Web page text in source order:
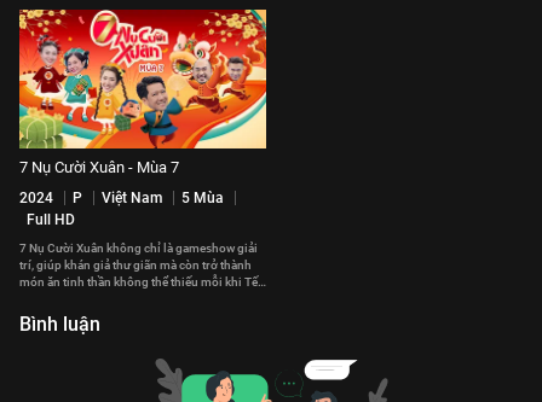
7 Nụ Cười Xuân - Mùa 7
2024 P Việt Nam
5 Mùa
Full HD
7 Nụ Cười Xuân không chỉ là gameshow giải
trí, giúp khán giả thư giãn mà còn trở thành
món ăn tinh thần không thể thiếu mỗi khi Tết
Bình luận